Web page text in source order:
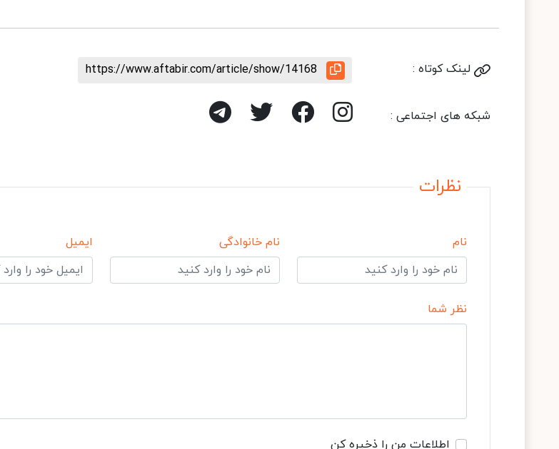
لینک کوتاه : https://www.aftabir.com/article/show/14168
شبکه های اجتماعی :
نظرات
نام نام خانوادگی ایمیل
نظر شما
اطلاعات من را ذخیره کن